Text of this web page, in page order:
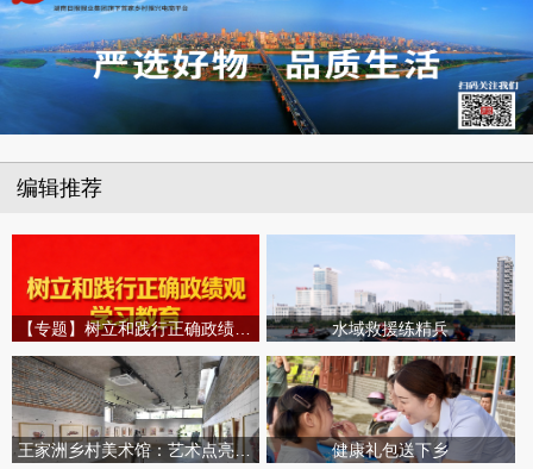
编辑推荐
【专题】树立和践行正确政绩观学习教育 水域救援练精兵
王家洲乡村美术馆：艺术点亮田园乡村 健康礼包送下乡